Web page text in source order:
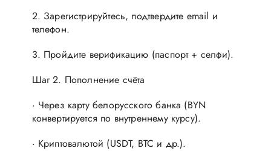
2. Зарегистрируйтесь, подтвердите email и
телефон.
3. Пройдите верификацию (паспорт + селфи).
Шаг 2. Пополнение счёта
· Через карту белорусского банка (BYN
конвертируется по внутреннему курсу).
· Криптовалютой (USDT, BTC и др.).